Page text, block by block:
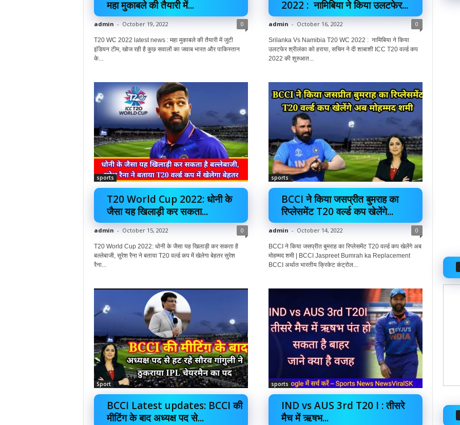
महा मुकाबले की तैयारी में...
admin - October 19, 2022 0
T20 WC 2022 latest news : महा मुकाबले की तैयारी में जुटी
इंडियन टीम, खोज रही है कुछ सवालों का जवाब भारत और पाकिस्तान
के...
2022 : नामिबिया ने किया उलटफेर...
admin - October 16, 2022 0
Srilanka Vs Namibia T20 WC 2022 : नामिबिया ने किया
उलटफेर श्रीलंका को हराया, सचिन ने दी शाबाशी ICC T20 वर्ल्ड कप
2022 की शुरुआत...
sports
T20 World Cup 2022: धोनी के
जैसा यह खिलाड़ी कर सकता...
admin - October 15, 2022 0
T20 World Cup 2022: धोनी के जैसा यह खिलाड़ी कर सकता है
बल्लेबाजी, सुरेश रैना ने बताया T20 वर्ल्ड कप में खेलेगा बेहतर सुरेश
रैना...
sports
BCCI ने किया जसप्रीत बुमराह का
रिप्लेसमेंट T20 वर्ल्ड कप खेलेंगे...
admin - October 14, 2022 0
BCCI ने किया जसप्रीत बुमराह का रिप्लेसमेंट T20 वर्ल्ड कप खेलेंगे अब
मोहम्मद शमी | BCCI Jaspreet Bumrah ka Replacement
BCCI अर्थात भारतीय क्रिकेट कंट्रोल...
Sport
BCCI Latest updates: BCCI की
मीटिंग के बाद अध्यक्ष पद से...
sports
IND vs AUS 3rd T20 I : तीसरे
मैच में ऋषभ...